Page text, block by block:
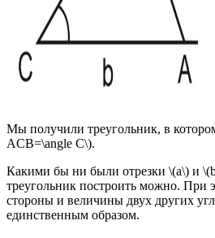
Мы получили треугольник, в
ACB=\angle C\).
Какими бы ни были отрезки \(a\) и
треугольник построить можно. При
стороны и величины двух других
единственным образом.